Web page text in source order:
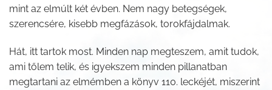
mint az elmúlt két évben. Nem nagy betegségek,
szerencsére, kisebb megfázások, torokfájdalmak.
Hát, itt tartok most. Minden nap megteszem, amit tudok,
ami tőlem telik, és igyekszem minden pillanatban
megtartani az elmémben a könyv 110. leckéjét, miszerint